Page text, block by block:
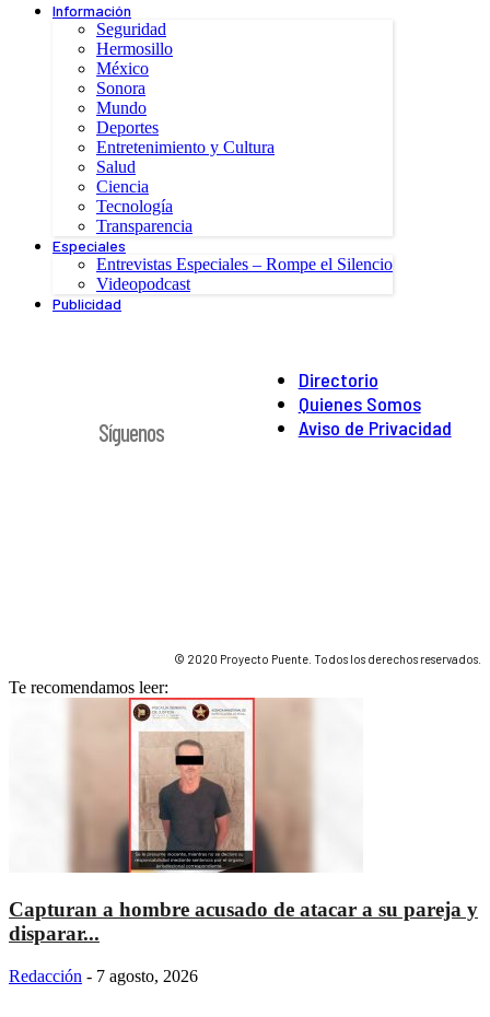
Información
Seguridad
Hermosillo
México
Sonora
Mundo
Deportes
Entretenimiento y Cultura
Salud
Ciencia
Tecnología
Transparencia
Especiales
Entrevistas Especiales – Rompe el Silencio
Videopodcast
Publicidad
Directorio
Quienes Somos
Aviso de Privacidad
Síguenos
© 2020 Proyecto Puente. Todos los derechos reservados.
Te recomendamos leer:
Capturan a hombre acusado de atacar a su pareja y
disparar...
Redacción - 7 agosto, 2026